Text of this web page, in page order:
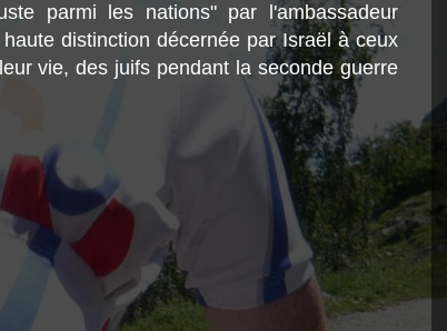
parmi les nations" par l'ambassadeur
distinction décernée par Israël à ceux
vie, des juifs pendant la seconde guerre